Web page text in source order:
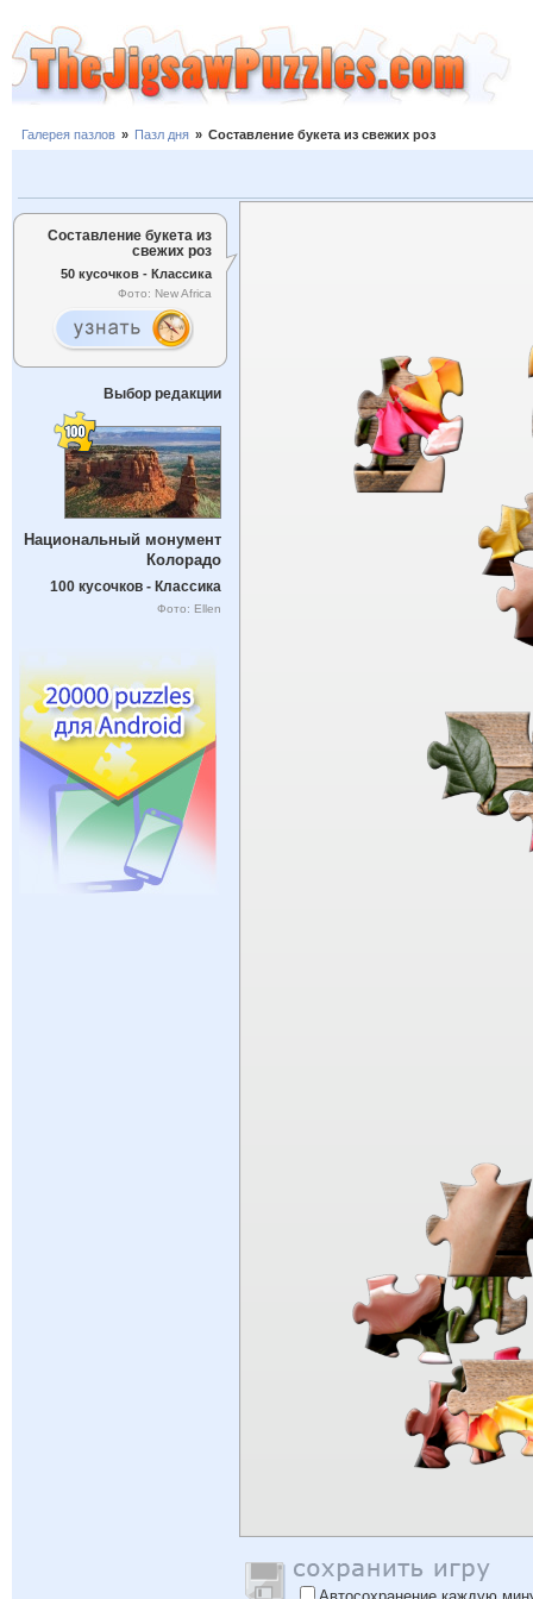
Галерея пазлов » Пазл дня » Составление букета из свежих роз
Составление букета из
свежих роз
50 кусочков - Классика
Фото: New Africa
Выбор редакции
Национальный монумент
Колорадо
100 кусочков - Классика
Фото: Ellen